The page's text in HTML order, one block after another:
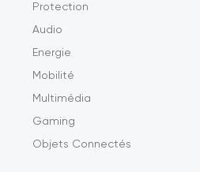
Protection
Audio
Energie
Mobilité
Multimédia
Gaming
Objets Connectés